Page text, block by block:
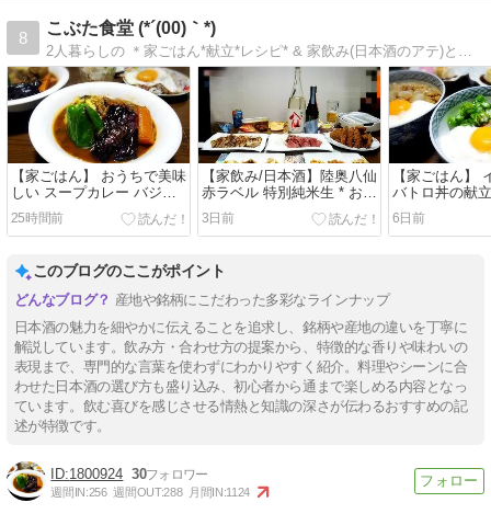
8
こぶた食堂 (*´(00)｀*)
【家ごはん】 おうちで美味
しい スープカレー バジル
の代わりに大葉で作ってみ
ました!!
25時間前
【家飲み/日本酒】陸奥八仙
赤ラベル 特別純米生 * お肉
屋さんのお惣菜で バレンタ
イン飲み会
3日前
【家ごはん】
バトロ丼の献
6日前
このブログのここがポイント
産地や銘柄にこだわった多彩なラインナップ
日本酒の魅力を細やかに伝えることを追求し、銘柄や産地の違いを丁寧に
解説しています。飲み方・合わせ方の提案から、特徴的な香りや味わいの
表現まで、専門的な言葉を使わずにわかりやすく紹介。料理やシーンに合
わせた日本酒の選び方も盛り込み、初心者から通まで楽しめる内容となっ
ています。飲む喜びを感じさせる情熱と知識の深さが伝わるおすすめの記
述が特徴です。
1800924 30
週間IN:256 週間OUT:288 月間IN:1124